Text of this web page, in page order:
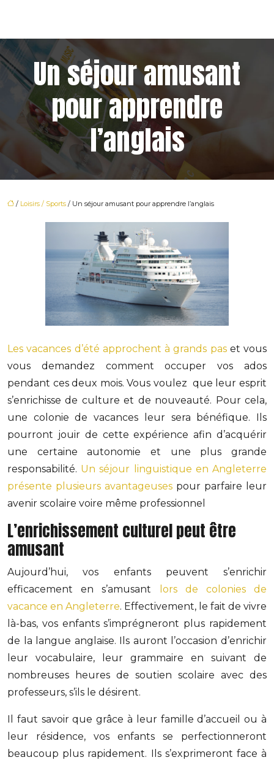
Un séjour amusant
pour apprendre
l’anglais
/ Loisirs / Sports / Un séjour amusant pour apprendre l’anglais
Les vacances d’été approchent à grands paset vous
vous demandez comment occuper vos ados
pendant ces deux mois. Vous voulez que leur esprit
s’enrichisse de culture et de nouveauté. Pour cela,
une colonie de vacances leur sera bénéfique. Ils
pourront jouir de cette expérience afin d’acquérir
une certaine autonomie et une plus grande
responsabilité. Un séjour linguistique en Angleterre
présente plusieurs avantageuses pour parfaire leur
avenir scolaire voire même professionnel
L’enrichissement culturel peut être
amusant
Aujourd’hui, vos enfants peuvent s’enrichir
efficacement en s’amusant
lors de colonies de
vacance en Angleterre. Effectivement, le fait de vivre
là-bas, vos enfants s’imprégneront plus rapidement
de la langue anglaise. Ils auront l’occasion d’enrichir
leur vocabulaire, leur grammaire en suivant de
nombreuses heures de soutien scolaire avec des
professeurs, s’ils le désirent.
Il faut savoir que grâce à leur famille d’accueil ou à
leur résidence, vos enfants se perfectionneront
beaucoup plus rapidement. Ils s’exprimeront face à